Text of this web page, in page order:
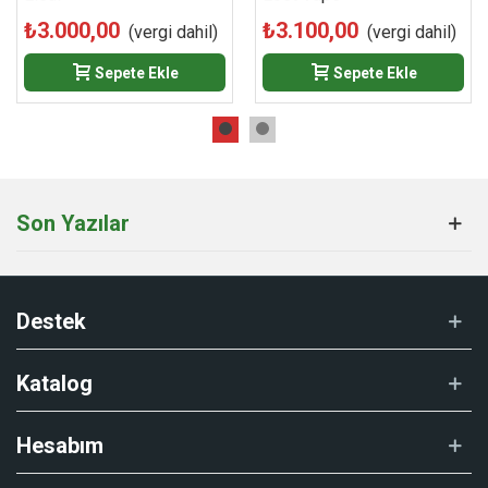
₺3.000,00 (vergi dahil)
Sepete Ekle
₺3.100,00 (vergi dahil)
Sepete Ekle
Son Yazılar
Destek
Katalog
Hesabım